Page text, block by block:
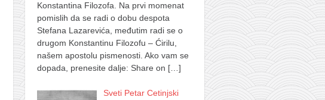
Konstantina Filozofa. Na prvi momenat
pomislih da se radi o dobu despota
Stefana Lazarevića, međutim radi se o
drugom Konstantinu Filozofu – Ćirilu,
našem apostolu pismenosti. Ako vam se
dopada, prenesite dalje: Share on […]
Sveti Petar Cetinjski